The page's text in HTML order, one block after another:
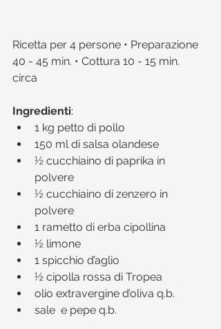
Ricetta per 4 persone • Preparazione
40 - 45 min. • Cottura 10 - 15 min.
circa
Ingredienti:​
1 kg petto di pollo
150 ml di salsa olandese
½ cucchiaino di paprika in
polvere
½ cucchiaino di zenzero in
polvere
1 rametto di erba cipollina
½ limone
1 spicchio d’aglio
½ cipolla rossa di Tropea
olio extravergine d’oliva q.b.
sale  e pepe q.b.